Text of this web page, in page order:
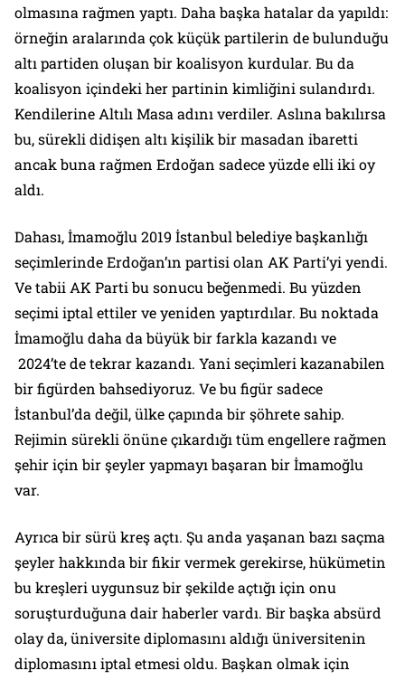
olmasına rağmen yaptı. Daha başka hatalar da yapıldı:
örneğin aralarında çok küçük partilerin de bulunduğu
altı partiden oluşan bir koalisyon kurdular. Bu da
koalisyon içindeki her partinin kimliğini sulandırdı.
Kendilerine Altılı Masa adını verdiler. Aslına bakılırsa
bu, sürekli didişen altı kişilik bir masadan ibaretti
ancak buna rağmen Erdoğan sadece yüzde elli iki oy
aldı.
Dahası, İmamoğlu 2019 İstanbul belediye başkanlığı
seçimlerinde Erdoğan’ın partisi olan AK Parti’yi yendi.
Ve tabii AK Parti bu sonucu beğenmedi. Bu yüzden
seçimi iptal ettiler ve yeniden yaptırdılar. Bu noktada
İmamoğlu daha da büyük bir farkla kazandı ve
2024’te de tekrar kazandı. Yani seçimleri kazanabilen
bir figürden bahsediyoruz. Ve bu figür sadece
İstanbul’da değil, ülke çapında bir şöhrete sahip.
Rejimin sürekli önüne çıkardığı tüm engellere rağmen
şehir için bir şeyler yapmayı başaran bir İmamoğlu
var.
Ayrıca bir sürü kreş açtı. Şu anda yaşanan bazı saçma
şeyler hakkında bir fikir vermek gerekirse, hükümetin
bu kreşleri uygunsuz bir şekilde açtığı için onu
soruşturduğuna dair haberler vardı. Bir başka absürd
olay da, üniversite diplomasını aldığı üniversitenin
diplomasını iptal etmesi oldu. Başkan olmak için